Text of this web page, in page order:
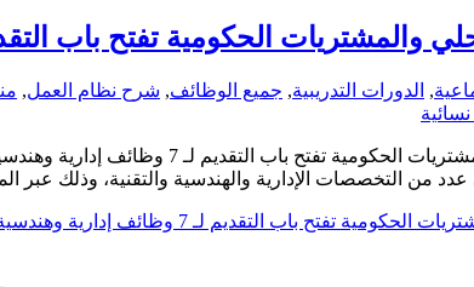
الحكومية تفتح باب التقديم لـ 7 وظائف إدارية وهندسية (رجال ونساء)
, الدورات التدريبية, جميع الوظائف, شرح نظام العمل,
من التخصصات الإدارية والهندسية والتقنية، وذلك
التقديم لـ 7 وظائف إدارية وهندسية (رجال ونساء) عبر جدارات